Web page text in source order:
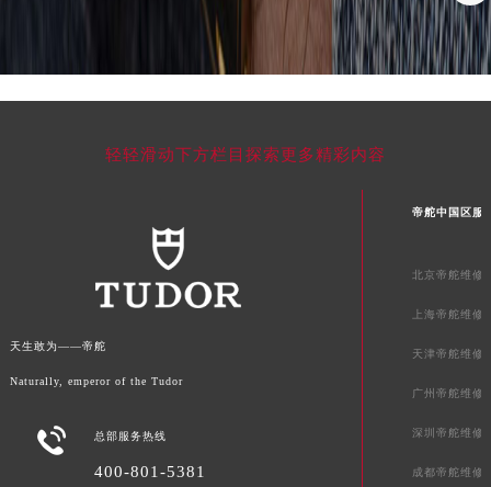
轻轻滑动下方栏目探索更多精彩内容
天生敢为——帝舵
Naturally, emperor of the Tudor
 总部服务热线
400-801-5381
帝舵中国区服
北京帝舵维修
上海帝舵维修
天津帝舵维修
广州帝舵维修
深圳帝舵维修
成都帝舵维修